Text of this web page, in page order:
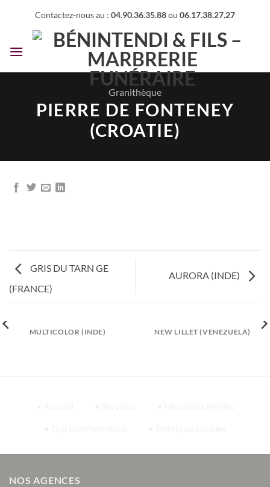
contenu
Contactez-nous au : 04.90.36.35.88ou 06.17.38.27.27
Granithèque
PIERRE DE FONTENEY
(CROATIE)
GRIS DU TARN GE
(FRANCE)
AURORA (INDE)
MULTICOLOR (INDE) NEW LILLET (VENEZUELA)
NOS AGENCES